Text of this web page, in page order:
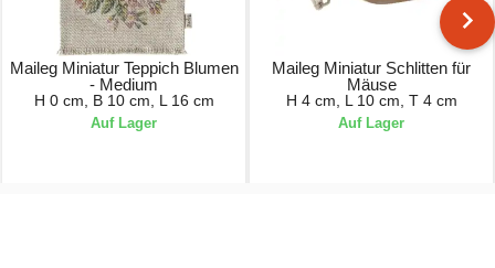
Maileg Miniatur Teppich Blumen
- Medium
H 0 cm, B 10 cm, L 16 cm
Auf Lager
Maileg Miniatur Schlitten für
Mäuse
H 4 cm, L 10 cm, T 4 cm
Auf Lager